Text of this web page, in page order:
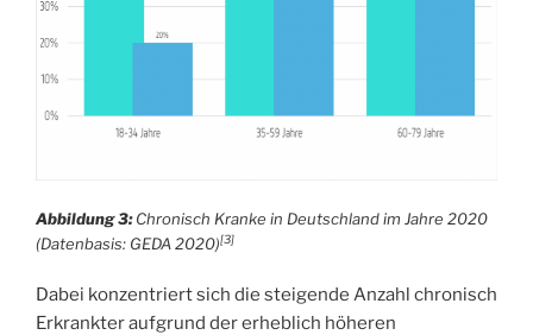
Abbildung 3:Chronisch Kranke in Deutschland im Jahre 2020
(Datenbasis: GEDA 2020)[3]
Dabei konzentriert sich die steigende Anzahl chronisch
Erkrankter aufgrund der erheblich höheren